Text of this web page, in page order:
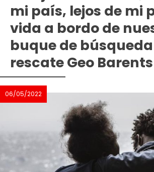
mi país, lejos de mi
vida a bordo de
buque de
rescate Geo Barents
06/05/2022